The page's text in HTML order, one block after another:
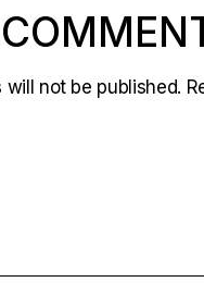
will not be published.